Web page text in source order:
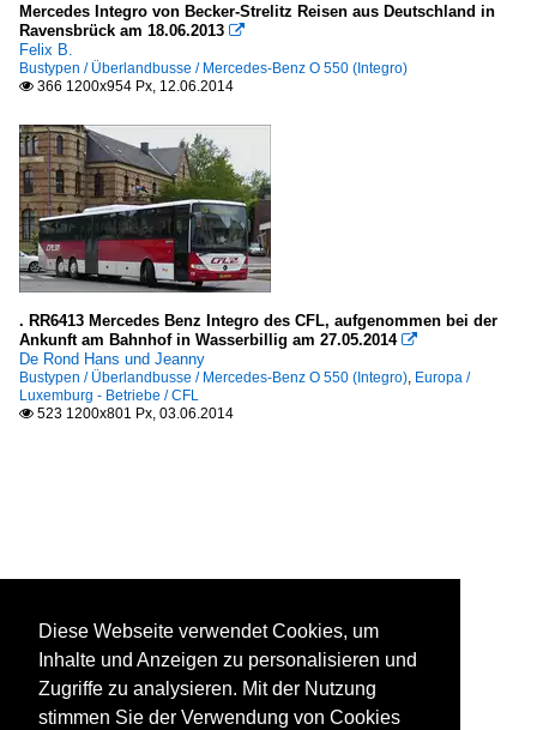
Mercedes Integro von Becker-Strelitz Reisen aus Deutschland in
Ravensbrück am 18.06.2013 
Felix B.
Bustypen / Überlandbusse / Mercedes-Benz O 550 (Integro)
 366 1200x954 Px, 12.06.2014
. RR6413 Mercedes Benz Integro des CFL, aufgenommen bei der
Ankunft am Bahnhof in Wasserbillig am 27.05.2014 
De Rond Hans und Jeanny
Bustypen / Überlandbusse / Mercedes-Benz O 550 (Integro), Europa /
Luxemburg - Betriebe / CFL
 523 1200x801 Px, 03.06.2014
Diese Webseite verwendet Cookies, um
Inhalte und Anzeigen zu personalisieren und
Zugriffe zu analysieren. Mit der Nutzung
stimmen Sie der Verwendung von Cookies